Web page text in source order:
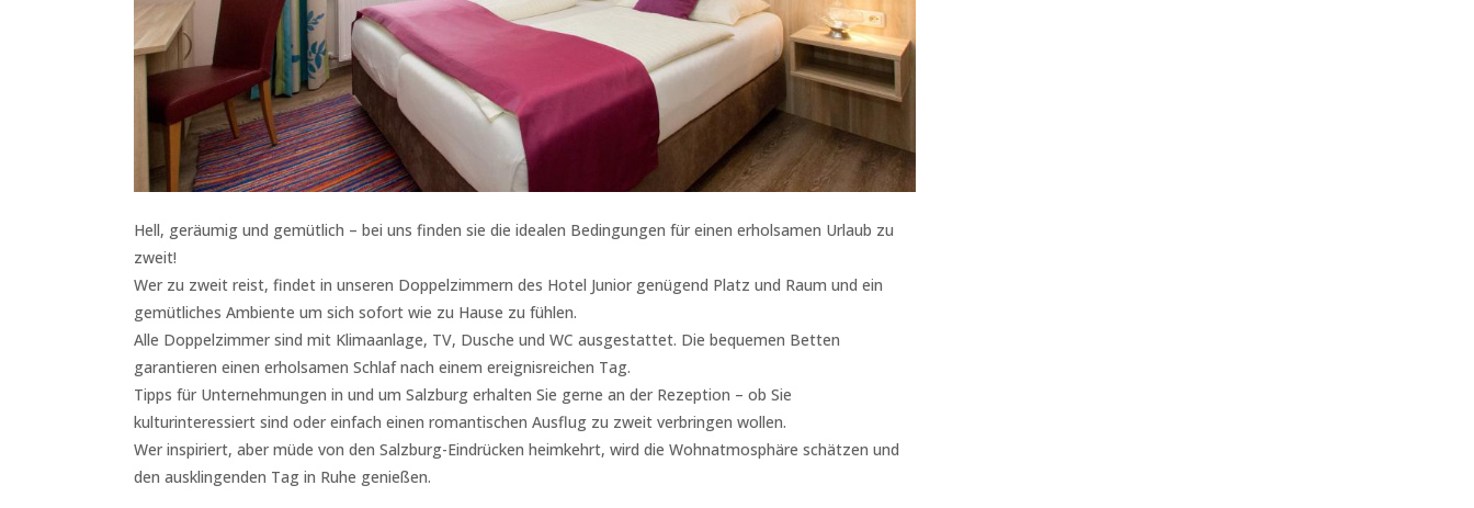
Hell, geräumig und gemütlich – bei uns finden sie die idealen Bedingungen für einen erholsamen Urlaub zu
zweit!
Wer zu zweit reist, findet in unseren Doppelzimmern des Hotel Junior genügend Platz und Raum und ein
gemütliches Ambiente um sich sofort wie zu Hause zu fühlen.
Alle Doppelzimmer sind mit Klimaanlage, TV, Dusche und WC ausgestattet. Die bequemen Betten
garantieren einen erholsamen Schlaf nach einem ereignisreichen Tag.
Tipps für Unternehmungen in und um Salzburg erhalten Sie gerne an der Rezeption – ob Sie
kulturinteressiert sind oder einfach einen romantischen Ausflug zu zweit verbringen wollen.
Wer inspiriert, aber müde von den Salzburg-Eindrücken heimkehrt, wird die Wohnatmosphäre schätzen und
den ausklingenden Tag in Ruhe genießen.